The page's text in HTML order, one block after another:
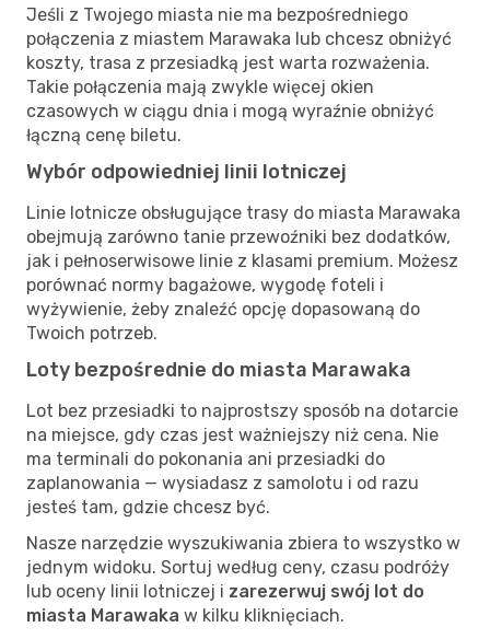
Jeśli z Twojego miasta nie ma bezpośredniego
połączenia z miastem Marawaka lub chcesz obniżyć
koszty, trasa z przesiadką jest warta rozważenia.
Takie połączenia mają zwykle więcej okien
czasowych w ciągu dnia i mogą wyraźnie obniżyć
łączną cenę biletu.
Wybór odpowiedniej linii lotniczej
Linie lotnicze obsługujące trasy do miasta Marawaka
obejmują zarówno tanie przewoźniki bez dodatków,
jak i pełnoserwisowe linie z klasami premium. Możesz
porównać normy bagażowe, wygodę foteli i
wyżywienie, żeby znaleźć opcję dopasowaną do
Twoich potrzeb.
Loty bezpośrednie do miasta Marawaka
Lot bez przesiadki to najprostszy sposób na dotarcie
na miejsce, gdy czas jest ważniejszy niż cena. Nie
ma terminali do pokonania ani przesiadki do
zaplanowania — wysiadasz z samolotu i od razu
jesteś tam, gdzie chcesz być.
Nasze narzędzie wyszukiwania zbiera to wszystko w
jednym widoku. Sortuj według ceny, czasu podróży
lub oceny linii lotniczej i zarezerwuj swój lot do
miasta Marawaka w kilku kliknięciach.